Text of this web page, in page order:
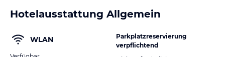
Hotelausstattung Allgemein
WLAN
Parkplatzreservierung
verpflichtend